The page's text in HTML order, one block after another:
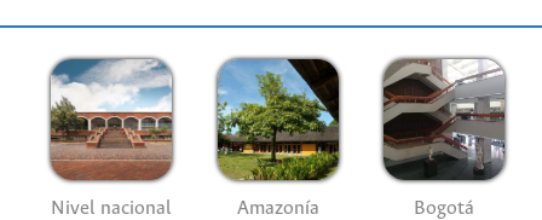
Nivel nacional Amazonía Bogotá